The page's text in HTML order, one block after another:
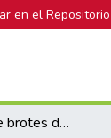
en el Repositorio
Enraizamiento de brotes de capirona Calycophyllum spruceanum (Benth.) Hook. f. ex Schum., en la amazonía peruana.